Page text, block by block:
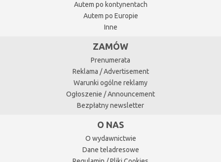
Autem po kontynentach
Autem po Europie
Inne
ZAMÓW
Prenumerata
Reklama / Advertisement
Warunki ogólne reklamy
Ogłoszenie / Announcement
Bezpłatny newsletter
O NAS
O wydawnictwie
Dane teladresowe